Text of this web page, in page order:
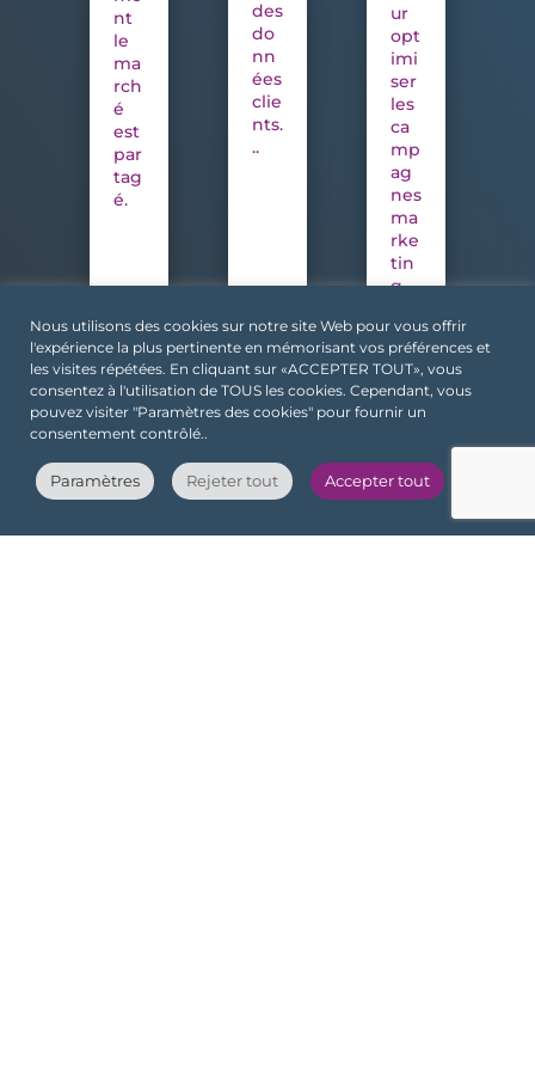
nt
le
ma
rch
é
est
par
tag
é.
des
do
nn
ées
clie
nts.
..
ur
opt
imi
ser
les
ca
mp
ag
nes
ma
rke
tin
g.
Nous utilisons des cookies sur notre site Web pour vous offrir
l'expérience la plus pertinente en mémorisant vos préférences et
les visites répétées. En cliquant sur «ACCEPTER TOUT», vous
consentez à l'utilisation de TOUS les cookies. Cependant, vous
pouvez visiter "Paramètres des cookies" pour fournir un
consentement contrôlé..
Paramètres Rejeter tout Accepter tout